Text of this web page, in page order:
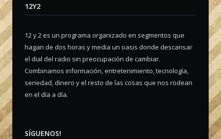
12Y2
12 y 2 es un programa organizado en segmentos que
hagan de dos horas y media un oasis donde descansar
el dial del radio sin preocupación de cambiar.
Combinamos información, entretenimiento, tecnología,
seriedad, dinero y el resto de las cosas que nos rodean
en el día a día.
SÍGUENOS!